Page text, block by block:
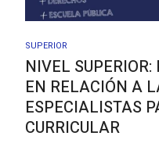
SUPERIOR
NIVEL
EN RELACIÓN A
ESPECIALISTAS
CURRICULAR